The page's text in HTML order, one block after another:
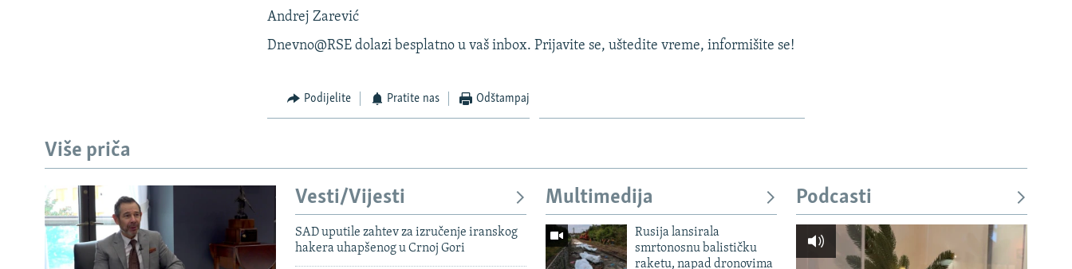
Andrej Zarević
Dnevno@RSE dolazi besplatno u vaš inbox. Prijavite se, uštedite vreme, informišite se!
Podijelite Pratite nas Odštampaj
Više priča
Vesti/Vijesti
SAD uputile zahtev za izručenje iranskog
hakera uhapšenog u Crnoj Gori
Multimedija
Rusija lansirala
smrtonosnu balističku
raketu, napad dronovima
Podcasti